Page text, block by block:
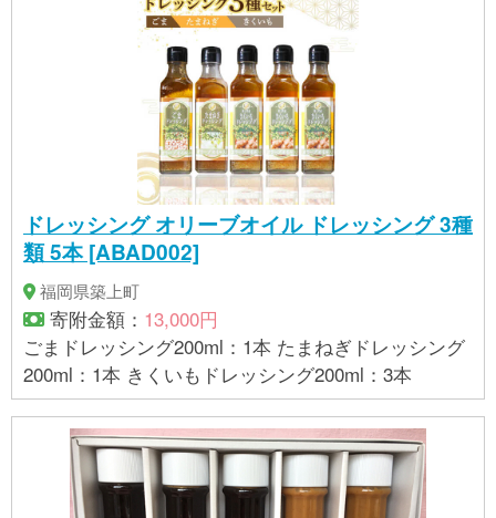
ドレッシング オリーブオイル ドレッシング 3種
類 5本 [ABAD002]
福岡県築上町
寄附金額： 13,000円
ごまドレッシング200ml：1本 たまねぎドレッシング
200ml：1本 きくいもドレッシング200ml：3本